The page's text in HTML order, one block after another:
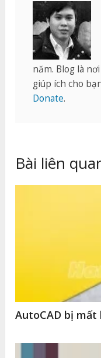
năm. Blog là
giúp ích cho
Donate.
Bài liên
AutoCAD bị mất